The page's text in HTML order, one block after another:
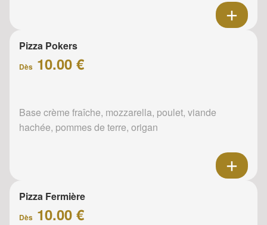
Pizza Pokers
Dès 10.00 €
Base crème fraîche, mozzarella, poulet, viande
hachée, pommes de terre, origan
Pizza Fermière
Dès 10.00 €